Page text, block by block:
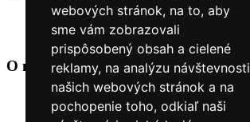
webových stránok, na to, aby
sme vám zobrazovali
prispôsobený obsah a cielené
reklamy, na analýzu návštevnosti
našich webových stránok a na
pochopenie toho, odkiaľ naši
O nás
Kontakt
O nás +
Úvod
Obchodné podmienky